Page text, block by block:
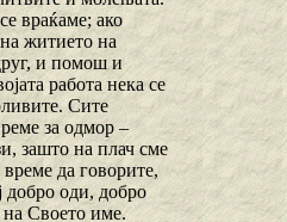
враќаме; ако
житието на
и помош и
работа нека се
Сите
за одмор –
зашто на плач сме
да говорите,
добро оди, добро
на Своето име.